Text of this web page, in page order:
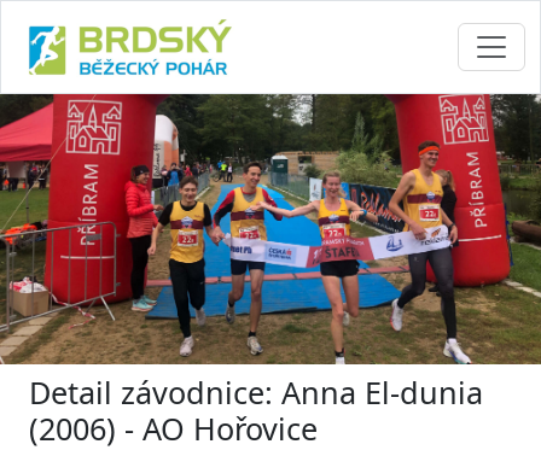
Detail závodnice: Anna El-dunia
(2006) - AO Hořovice